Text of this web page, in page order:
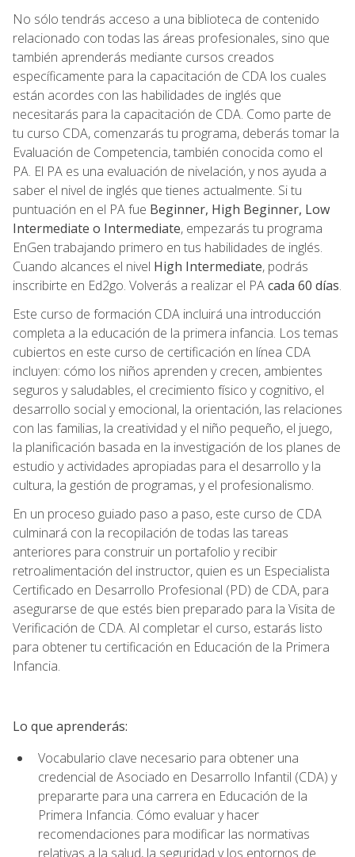
No sólo tendrás acceso a una biblioteca de contenido
relacionado con todas las áreas profesionales, sino que
también aprenderás mediante cursos creados
específicamente para la capacitación de CDA los cuales
están acordes con las habilidades de inglés que
necesitarás para la capacitación de CDA. Como parte de
tu curso CDA, comenzarás tu programa, deberás tomar la
Evaluación de Competencia, también conocida como el
PA. El PA es una evaluación de nivelación, y nos ayuda a
saber el nivel de inglés que tienes actualmente. Si tu
puntuación en el PA fue Beginner, High Beginner, Low
Intermediate o Intermediate, empezarás tu programa
EnGen trabajando primero en tus habilidades de inglés.
Cuando alcances el nivel High Intermediate, podrás
inscribirte en Ed2go. Volverás a realizar el PAcada 60 días.
Este curso de formación CDA incluirá una introducción
completa a la educación de la primera infancia. Los temas
cubiertos en este curso de certificación en línea CDA
incluyen: cómo los niños aprenden y crecen, ambientes
seguros y saludables, el crecimiento físico y cognitivo, el
desarrollo social y emocional, la orientación, las relaciones
con las familias, la creatividad y el niño pequeño, el juego,
la planificación basada en la investigación de los planes de
estudio y actividades apropiadas para el desarrollo y la
cultura, la gestión de programas, y el profesionalismo.
En un proceso guiado paso a paso, este curso de CDA
culminará con la recopilación de todas las tareas
anteriores para construir un portafolio y recibir
retroalimentación del instructor, quien es un Especialista
Certificado en Desarrollo Profesional (PD) de CDA, para
asegurarse de que estés bien preparado para la Visita de
Verificación de CDA. Al completar el curso, estarás listo
para obtener tu certificación en Educación de la Primera
Infancia.
Lo que aprenderás:
Vocabulario clave necesario para obtener una
credencial de Asociado en Desarrollo Infantil (CDA) y
prepararte para una carrera en Educación de la
Primera Infancia. Cómo evaluar y hacer
recomendaciones para modificar las normativas
relativas a la salud, la seguridad y los entornos de